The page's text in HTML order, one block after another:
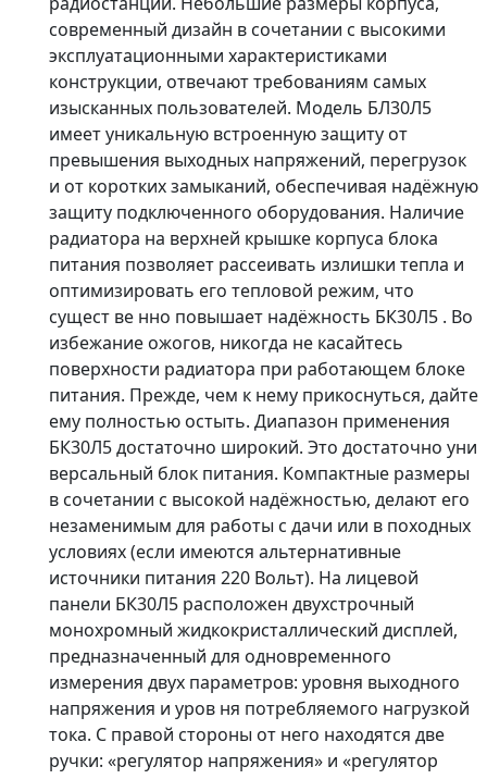
современный дизайн в сочетании с высокими
эксплуатационными характеристиками
конструкции, отвечают требованиям самых
изысканных пользователей. Модель БЛ30Л5
имеет уникальную встроенную защиту от
превышения выходных напряжений, перегрузок
и от коротких замыканий, обеспечивая надёжную
защиту подключенного оборудования. Наличие
радиатора на верхней крышке корпуса блока
питания позволяет рассеивать излишки тепла и
оптимизировать его тепловой режим, что
сущест ве нно повышает надёжность БК30Л5 . Во
избежание ожогов, никогда не касайтесь
поверхности радиатора при работающем блоке
питания. Прежде, чем к нему прикоснуться, дайте
ему полностью остыть. Диапазон применения
БК30Л5 достаточно широкий. Это достаточно уни
версальный блок питания. Компактные размеры
в сочетании с высокой надёжностью, делают его
незаменимым для работы с дачи или в походных
условиях (если имеются альтернативные
источники питания 220 Вольт). На лицевой
панели БК30Л5 расположен двухстрочный
монохромный жидкокристаллический дисплей,
предназначенный для одновременного
измерения двух параметров: уровня выходного
напряжения и уров ня потребляемого нагрузкой
тока. С правой стороны от него находятся две
ручки: «регулятор напряжения» и «регулятор